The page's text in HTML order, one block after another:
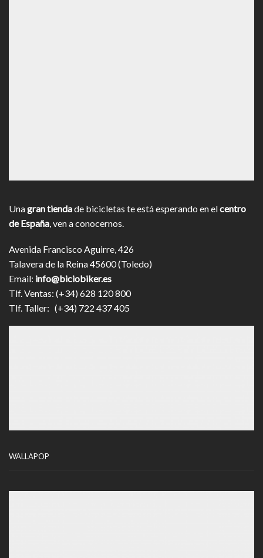
Unagran tiendade bicicletas te está esperando en elcentro
de España, ven a conocernos.
Avenida Francisco Aguirre, 426
Talavera de la Reina 45600 (Toledo)
Email: info@biciobiker.es
Tlf. Ventas: (+34) 628 120 800
Tlf. Taller: (+34) 722 437 405
WALLAPOP